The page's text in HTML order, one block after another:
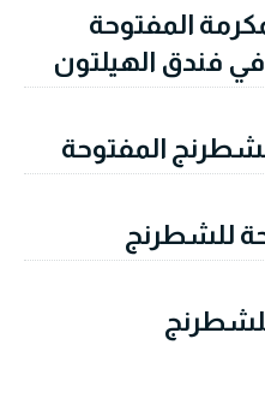
المفتوحة
فندق الهيلتون
المفتوحة
للشطرنج